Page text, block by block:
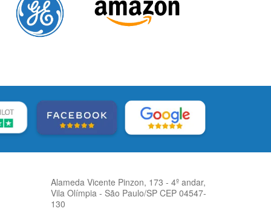
Alameda Vicente Pinzon, 173 - 4º andar,
Vila Olímpia - São Paulo/SP CEP 04547-
130